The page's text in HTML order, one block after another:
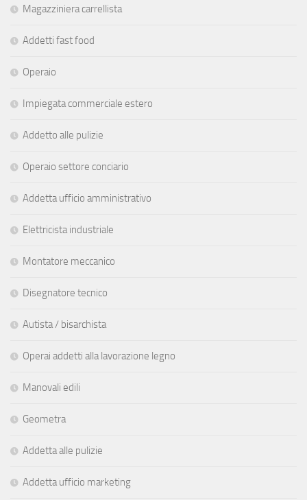
Magazziniera carrellista
Addetti fast food
Operaio
Impiegata commerciale estero
Addetto alle pulizie
Operaio settore conciario
Addetta ufficio amministrativo
Elettricista industriale
Montatore meccanico
Disegnatore tecnico
Autista / bisarchista
Operai addetti alla lavorazione legno
Manovali edili
Geometra
Addetta alle pulizie
Addetta ufficio marketing